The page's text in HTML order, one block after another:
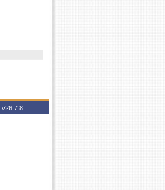
v26.7.8